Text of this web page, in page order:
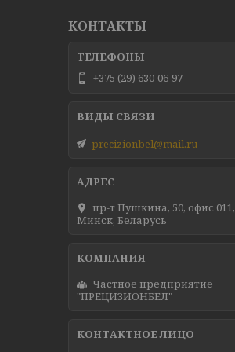
КОНТАКТЫ
+375 (29) 630-06-97
precizionbel@mail.ru
пр-т Пушкина, 50, офис 011,
Минск, Беларусь
Частное предприятие
"ПРЕЦИЗИОНБЕЛ"